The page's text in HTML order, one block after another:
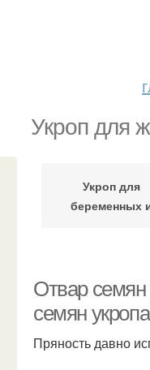
Укроп для
Укроп для
беременных
Отвар семян
семян укропа
Пряность давно